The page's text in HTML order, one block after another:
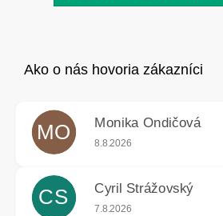
MO Monika Ondičová
Hodnotenie obchodu je 5
8.8.2026
CS Cyril Strážovský
Hodnotenie obchodu je 5
7.8.2026